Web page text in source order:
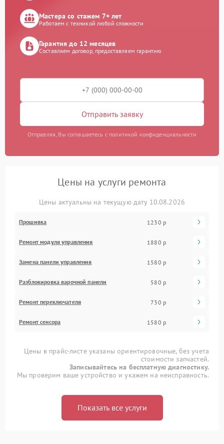
Мастера со стажем 7+ лет
Работаем с техникой любой сложности
Гарантия до 12 месяцев
Составляем договор, предоставляем гарантию
Отправить заявку
Отправляя, Вы соглашаетесь с политикой конфиденциальности
Цены на услуги ремонта
Цены актуальны на текущую дату 10.08.2026
Прошивка 1230 р
Ремонт модуля управления 1880 р
Замена панели управления 1580 р
Разблокировка варочной панели 580 р
Ремонт переключателя 730 р
Ремонт сенсора 1580 р
Цены в прайс-листе указаны ориентировочные, без учета
стоимости запчастей.
Записывайтесь на бесплатную диагностику.
Мы проверим ваше устройство и укажем на неисправность.
Показать все услуги